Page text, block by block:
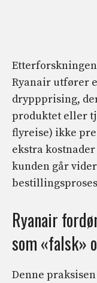
Ryanair utfører
dryppprising,
produktet eller
flyreise) ikke
ekstra
kunden går
Ryanair
som «falsk»
Denne